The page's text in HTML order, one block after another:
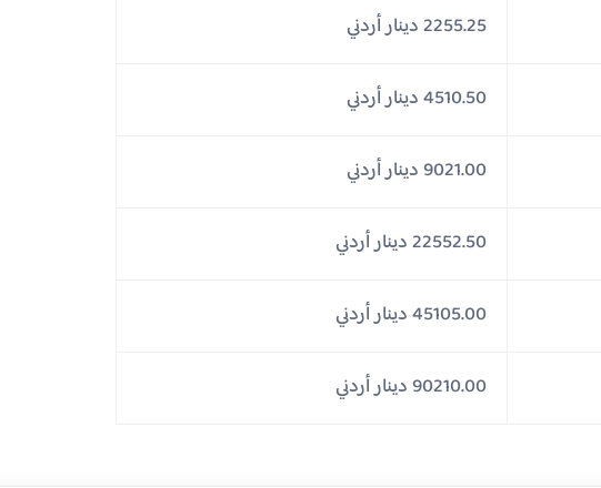
2255.25 دينار أردني
4510.50 دينار أردني
9021.00 دينار أردني
22552.50 دينار أردني
45105.00 دينار أردني
90210.00 دينار أردني